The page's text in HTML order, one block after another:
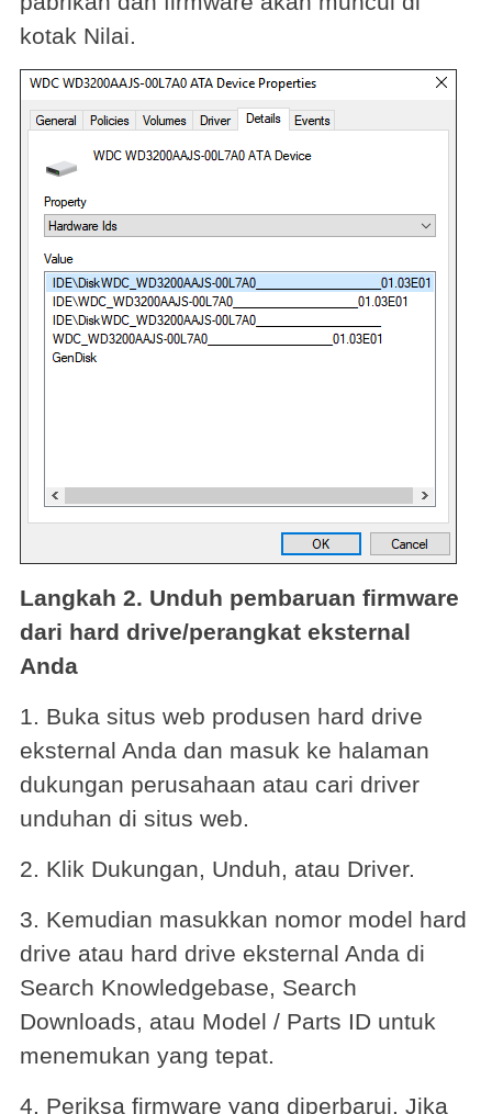
kotak Nilai.
Langkah 2. Unduh pembaruan firmware
dari hard drive/perangkat eksternal
Anda
1. Buka situs web produsen hard drive
eksternal Anda dan masuk ke halaman
dukungan perusahaan atau cari driver
unduhan di situs web.
2. Klik Dukungan, Unduh, atau Driver.
3. Kemudian masukkan nomor model hard
drive atau hard drive eksternal Anda di
Search Knowledgebase, Search
Downloads, atau Model / Parts ID untuk
menemukan yang tepat.
4. Periksa firmware yang diperbarui. Jika